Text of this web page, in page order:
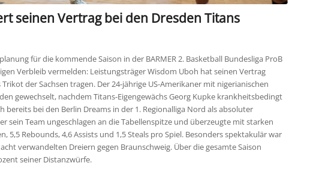
seinen Vertrag bei den Dresden Titans
für die kommende Saison in der BARMER 2. Basketball Bundesliga ProB
Verbleib vermelden: Leistungsträger Wisdom Uboh hat seinen Vertrag
der Sachsen tragen. Der 24-jährige US-Amerikaner mit nigerianischen
gewechselt, nachdem Titans-Eigengewächs Georg Kupke krankheitsbedingt
bereits bei den Berlin Dreams in der 1. Regionalliga Nord als absoluter
sein Team ungeschlagen an die Tabellenspitze und überzeugte mit starken
5,5 Rebounds, 4,6 Assists und 1,5 Steals pro Spiel. Besonders spektakulär war
verwandelten Dreiern gegen Braunschweig. Über die gesamte Saison
seiner Distanzwürfe.